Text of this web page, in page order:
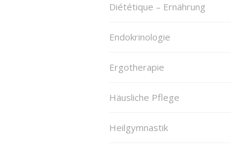
Diététique – Ernährung
Endokrinologie
Ergotherapie
Häusliche Pflege
Heilgymnastik